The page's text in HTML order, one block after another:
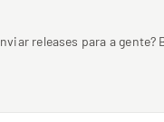
releases para a